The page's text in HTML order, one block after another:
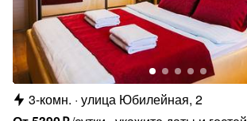
3-комн. улица Юбилейная, 2